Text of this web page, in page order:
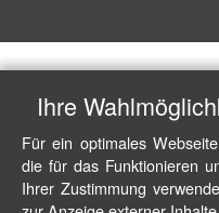
Ihre
Für ein optimales
die für das Funktionieren
Ihrer Zustimmung